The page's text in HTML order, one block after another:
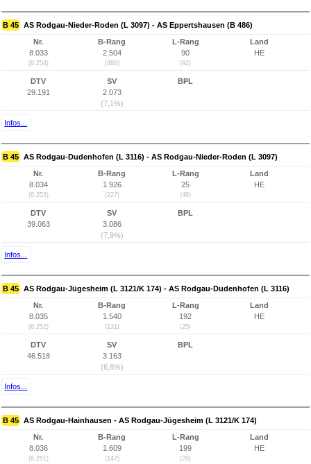
B 45 AS Rodgau-Nieder-Roden (L 3097) - AS Eppertshausen (B 486)
Nr.
8.033
(6.254)
B-Rang
2.504
(486)
L-Rang
90
(92)
Land
HE
DTV
29.191
SV
2.073
(7,1%)
BPL
Infos...
B 45 AS Rodgau-Dudenhofen (L 3116) - AS Rodgau-Nieder-Roden (L 3097)
Nr.
8.034
(6.253)
B-Rang
1.926
(227)
L-Rang
25
(46)
Land
HE
DTV
39.063
SV
3.086
(7,9%)
BPL
Infos...
B 45 AS Rodgau-Jügesheim (L 3121/K 174) - AS Rodgau-Dudenhofen (L 3116)
Nr.
8.035
(6.252)
B-Rang
1.540
(131)
L-Rang
192
(25)
Land
HE
DTV
46.518
SV
3.163
(6,8%)
BPL
Infos...
B 45 AS Rodgau-Hainhausen - AS Rodgau-Jügesheim (L 3121/K 174)
Nr.
8.036
(6.251)
B-Rang
1.609
(147)
L-Rang
199
(28)
Land
HE